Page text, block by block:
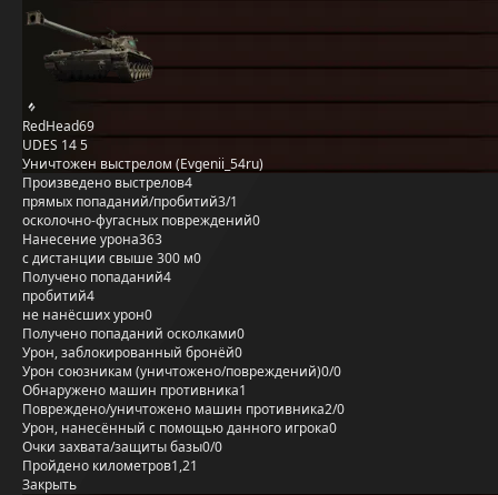
RedHead69
UDES 14 5
Уничтожен выстрелом (Evgenii_54ru)
Произведено выстрелов4
прямых попаданий/пробитий3/1
осколочно-фугасных повреждений0
Нанесение урона363
с дистанции свыше 300 м0
Получено попаданий4
пробитий4
не нанёсших урон0
Получено попаданий осколками0
Урон, заблокированный бронёй0
Урон союзникам (уничтожено/повреждений)0/0
Обнаружено машин противника1
Повреждено/уничтожено машин противника2/0
Урон, нанесённый с помощью данного игрока0
Очки захвата/защиты базы0/0
Пройдено километров1,21
Закрыть